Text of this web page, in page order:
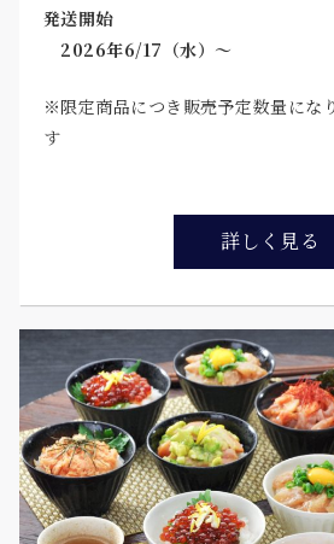
発送開始
2026年6/17（水）～
※限定商品につき販売予定数量にな
す
詳しく見る